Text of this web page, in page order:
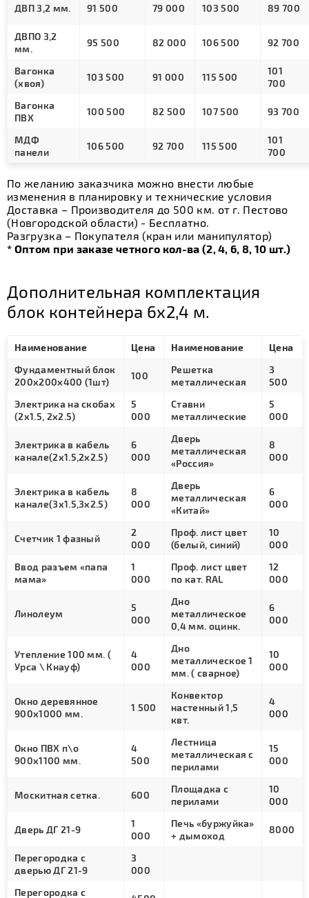
ДВП 3,2 мм. 91 500 79 000 103 500 89 700
ДВПО 3,2
мм.
95 500 82 000 106 500 92 700
Вагонка
(хвоя)
103 500 91 000 115 500
101
700
Вагонка
ПВХ
100 500 82 500 107 500 93 700
МДФ
панели
106 500 92 700 115 500
101
700
По желанию заказчика можно внести любые
изменения в планировку и технические условия
Доставка – Производителя до 500 км. от г. Пестово
(Новгородской области) - Бесплатно.
Разгрузка – Покупателя (кран или манипулятор)
* Оптом при заказе четного кол-ва (2, 4, 6, 8, 10 шт.)
Дополнительная комплектация
блок контейнера 6х2,4 м.
Наименование Цена Наименование
Цена
Фундаментный блок
200х200х400 (1шт)
100
Решетка
металлическая
3
500
Электрика на скобах
(2х1.5, 2х2.5)
5
000
Ставни
металлические
5
000
Электрика в кабель
канале(2х1.5,2х2.5)
6
000
Дверь
металлическая
«Россия»
8
000
Электрика в кабель
канале(3х1.5,3х2.5)
8
000
Дверь
металлическая
«Китай»
6
000
Счетчик 1 фазный
2
000
Проф. лист цвет
(белый, синий)
10
000
Ввод разъем «папа
мама»
1
000
Проф. лист цвет
по кат. RAL
12
000
Линолеум
5
000
Дно
металлическое
0,4 мм. оцинк.
6
000
Утепление 100 мм. (
Урса \ Кнауф)
4
000
Дно
металлическое 1
мм. ( сварное)
10
000
Окно деревянное
900х1000 мм.
1 500
Конвектор
настенный 1,5
квт.
4
000
Окно ПВХ п\о
900х1100 мм.
4
500
Лестница
металлическая с
перилами
15
000
Москитная сетка. 600
Площадка с
перилами
10
000
Дверь ДГ 21-9
1
000
Печь «буржуйка»
+ дымоход
8000
Перегородка с
дверью ДГ 21-9
3
000
Перегородка с